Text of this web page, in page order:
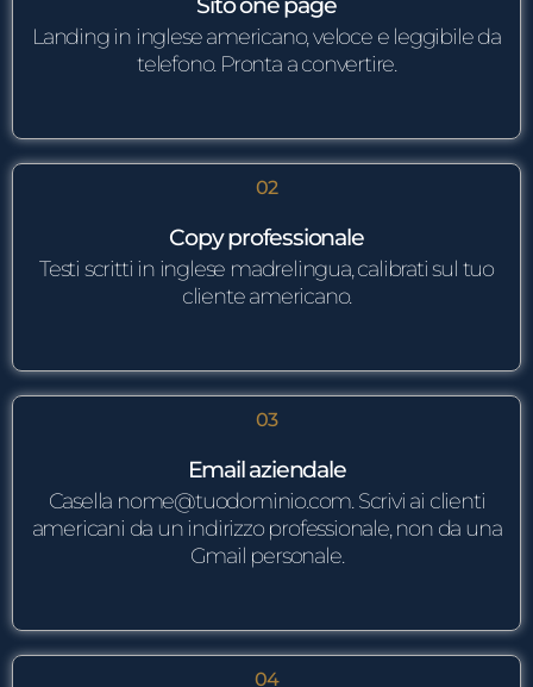
Landing in inglese americano, veloce e leggibile da
telefono. Pronta a convertire.
02
Copy professionale
Testi scritti in inglese madrelingua, calibrati sul tuo
cliente americano.
03
Email aziendale
Casella nome@tuodominio.com. Scrivi ai clienti
americani da un indirizzo professionale, non da una
Gmail personale.
04